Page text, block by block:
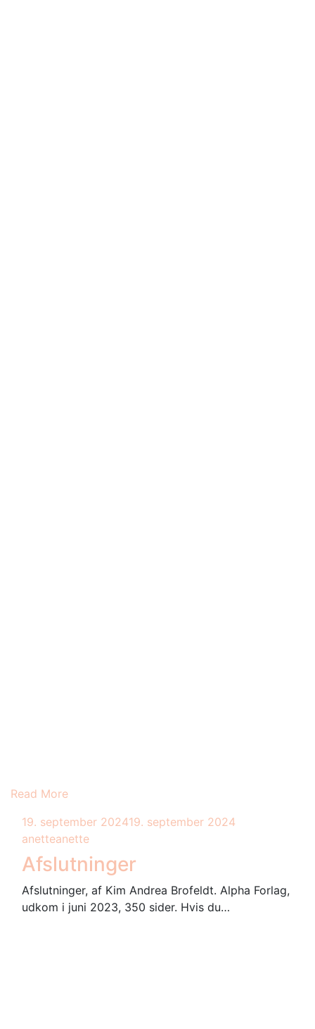
Read More
19. september 202419. september 2024
anetteanette
Afslutninger
Afslutninger, af Kim Andrea Brofeldt. Alpha Forlag,
udkom i juni 2023, 350 sider. Hvis du…